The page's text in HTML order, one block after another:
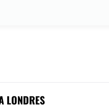
LONDRES